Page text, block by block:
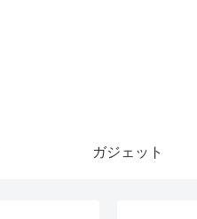
ガジェット